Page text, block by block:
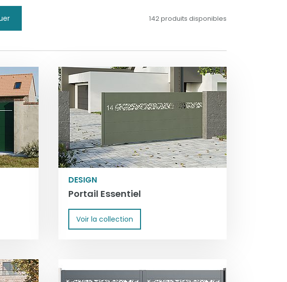
142 produits disponibles
DESIGN
Portail Essentiel
Voir la collection